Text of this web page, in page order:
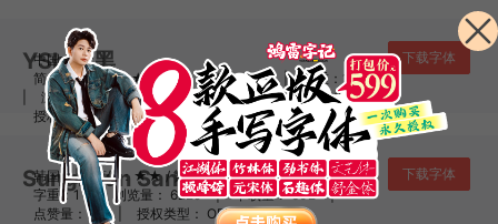
YShi新黑
中国大陆
|
简体：★★★★★ / 繁体：★★★★★
|
字重：1
浏览量： 6798 | 下载量： 805 | 点赞量： 8
|
授权类型： IPA
下载字体
Sunghyun Sans
韩国 | 简体：★★ / 繁体：★★★★★
|
字重：1
| 浏览量： 6229 | 下载量： 602
|
点赞量： 11
授权类型： OFL
下载字体